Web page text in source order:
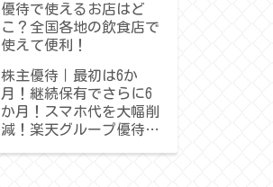
優待で使えるお店はど
こ？全国各地の飲食店で
使えて便利！
株主優待｜最初は6か
月！継続保有でさらに6
か月！スマホ代を大幅削
減！楽天グループ優待を